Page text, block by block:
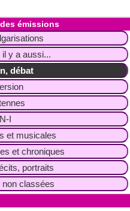
émissions
y a aussi...
débat
I
et musicales
et chroniques
portraits
classées